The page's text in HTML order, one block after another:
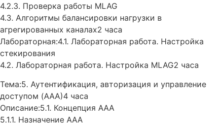
4.2.3. Проверка работы MLAG
4.3. Алгоритмы балансировки нагрузки в
агрегированных каналах2 часа
Лабораторная:4.1. Лабораторная работа. Настройка
стекирования
4.2. Лабораторная работа. Настройка MLAG2 часа
Тема:5. Аутентификация, авторизация и управление
доступом (AAA)4 часа
Описание:5.1. Концепция AAA
5.1.1. Назначение AAA